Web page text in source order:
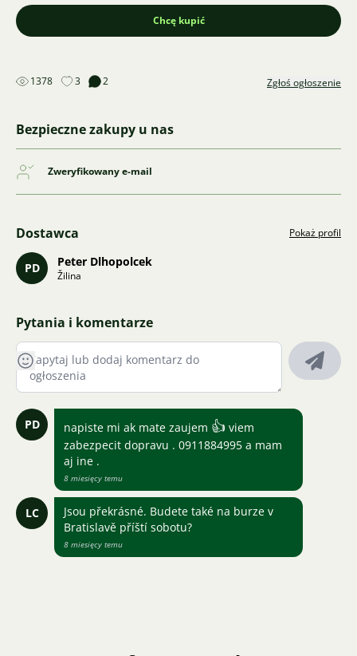
Chcę kupić
1378 3 2 Zgłoś ogłoszenie
Bezpieczne zakupy u nas
Zweryfikowany e-mail
Dostawca Pokaż profil
PD Peter Dlhopolcek
Žilina
Pytania i komentarze
PD napiste mi ak mate zaujem 👍 viem
zabezpecit dopravu . 0911884995 a mam
aj ine .
8 miesięcy temu
LC
Jsou překrásné. Budete také na burze v
Bratislavě příští sobotu?
8 miesięcy temu